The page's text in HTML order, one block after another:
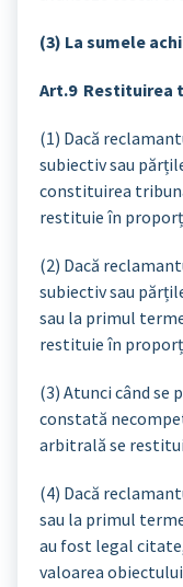
(3) La sumele
Art.9 Restituirea
(1) Dacă
subiectiv sau
constituirea
restituie în
(2) Dacă
subiectiv sau
sau la primul
restituie în
(3) Atunci când se
constată
arbitrală se
(4) Dacă
sau la primul
au fost legal
valoarea